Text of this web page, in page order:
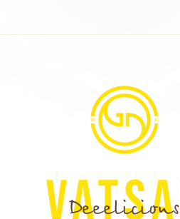
Deeelicious